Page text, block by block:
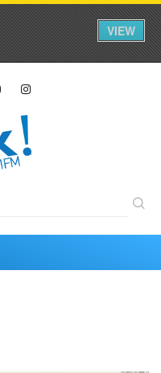
VIEW